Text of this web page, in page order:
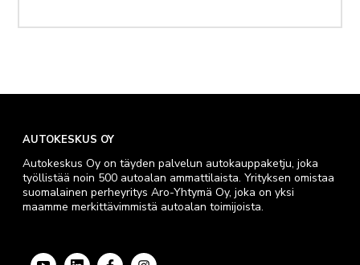
AUTOKESKUS OY
Autokeskus Oy on täyden palvelun autokauppaketju, joka
työllistää noin 500 autoalan ammattilaista. Yrityksen omistaa
suomalainen perheyritys Aro-Yhtymä Oy, joka on yksi
maamme merkittävimmistä autoalan toimijoista.